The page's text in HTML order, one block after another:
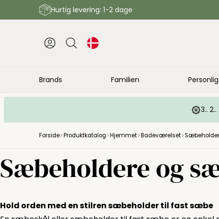
Hurtig levering: 1-2 dage
Brands Familien
3..
Forside Produktkatalog Hjemmet Badeværelset
Sæbeholdere og
Hold orden med en stilren sæbeholder til fast sæbe